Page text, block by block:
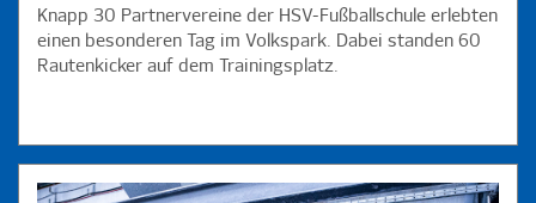
Knapp 30 Partnervereine der HSV-Fußballschule erlebten
einen besonderen Tag im Volkspark. Dabei standen 60
Rautenkicker auf dem Trainingsplatz.